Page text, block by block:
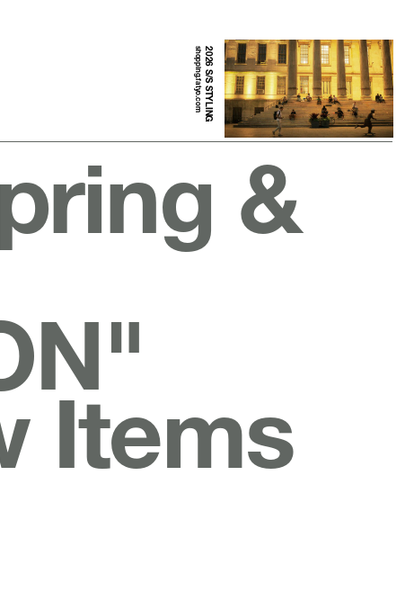
2026 S/S STYLING
shopping.fatyo.com
&
Items